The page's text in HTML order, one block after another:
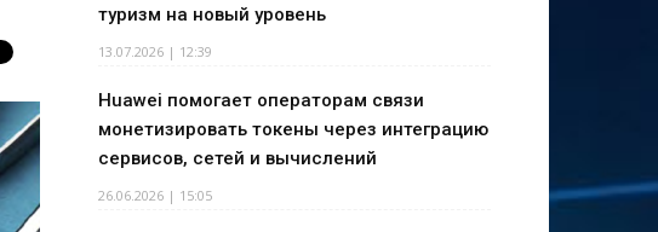
туризм на новый уровень
13.07.2026 | 12:39
Huawei помогает операторам связи
монетизировать токены через интеграцию
сервисов, сетей и вычислений
26.06.2026 | 15:05